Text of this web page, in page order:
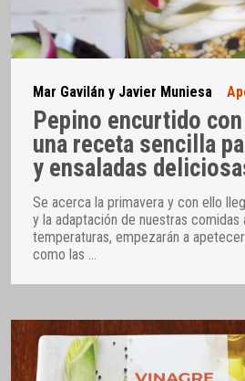
Mar Gavilán y Javier Muniesa
Pepino encurtido
una receta sencilla
y ensaladas
Se acerca la primavera y con ello
y la adaptación de nuestras comidas
temperaturas, empezarán a
como las